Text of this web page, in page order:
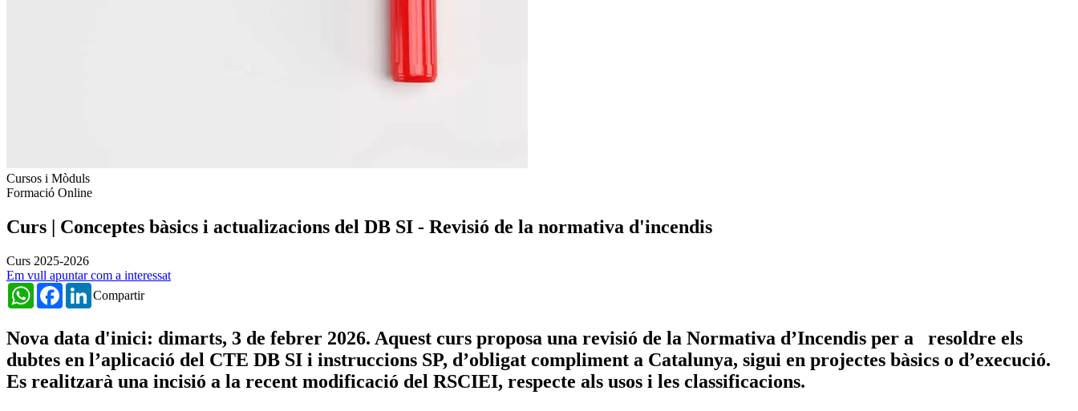
Cursos i Mòduls
Formació Online
Curs | Conceptes bàsics i actualizacions del DB SI - Revisió de la normativa d'incendis
Curs 2025-2026
Em vull apuntar com a interessat
Compartir
WhatsAppFacebookLinkedIn
Nova data d'inici: dimarts, 3 de febrer 2026. Aquest curs proposa una revisió de la Normativa d’Incendis per a resoldre els
dubtes en l’aplicació del CTE DB SI i instruccions SP, d’obligat compliment a Catalunya, sigui en projectes bàsics o d’execució.
Es realitzarà una incisió a la recent modificació del RSCIEI, respecte als usos i les classificacions.